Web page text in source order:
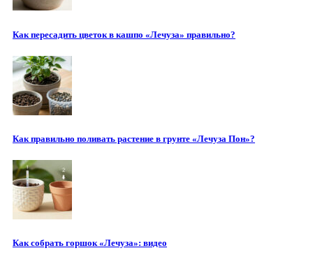
Как пересадить цветок в кашпо «Лечуза» правильно?
Как правильно поливать растение в грунте «Лечуза Пон»?
Как собрать горшок «Лечуза»: видео